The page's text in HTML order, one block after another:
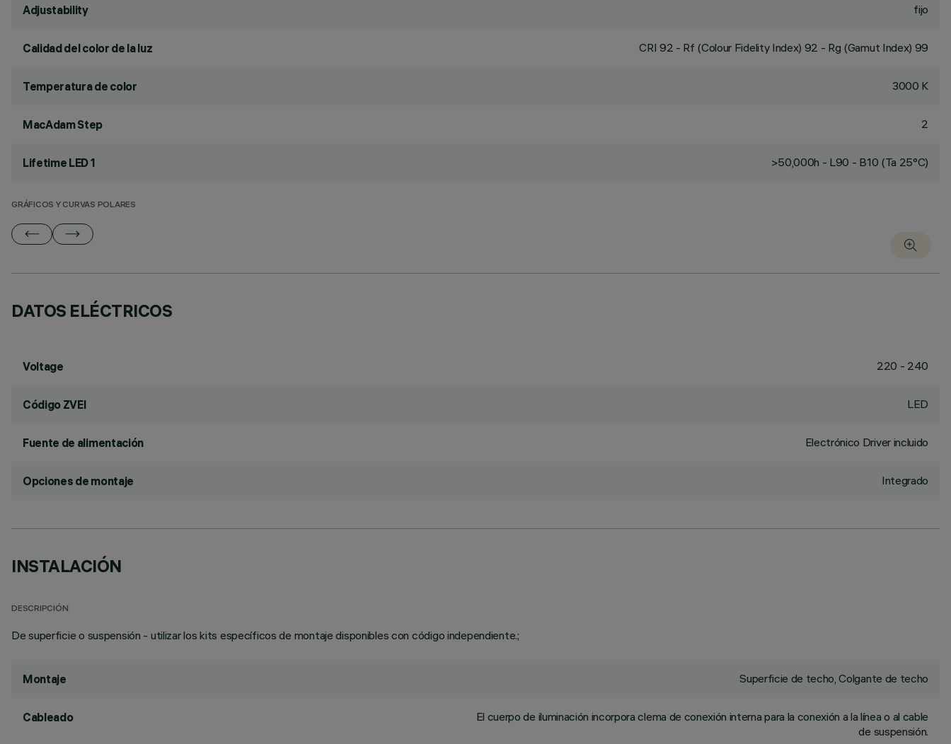
Adjustability fijo
Calidad del color de la luz CRI 92 - Rf (Colour Fidelity Index) 92 - Rg (Gamut Index) 99
Temperatura de color 3000 K
MacAdam Step 2
Lifetime LED 1 >50,000h - L90 - B10 (Ta 25°C)
GRÁFICOS Y CURVAS POLARES
DATOS ELÉCTRICOS
Voltage 220 - 240
Código ZVEI LED
Fuente de alimentación Electrónico Driver incluido
Opciones de montaje Integrado
INSTALACIÓN
DESCRIPCIÓN
De superficie o suspensión - utilizar los kits específicos de montaje disponibles con código independiente.;
Montaje Superficie de techo, Colgante de techo
Cableado
El cuerpo de iluminación incorpora clema de conexión interna para la conexión a la línea o al cable
de suspensión.